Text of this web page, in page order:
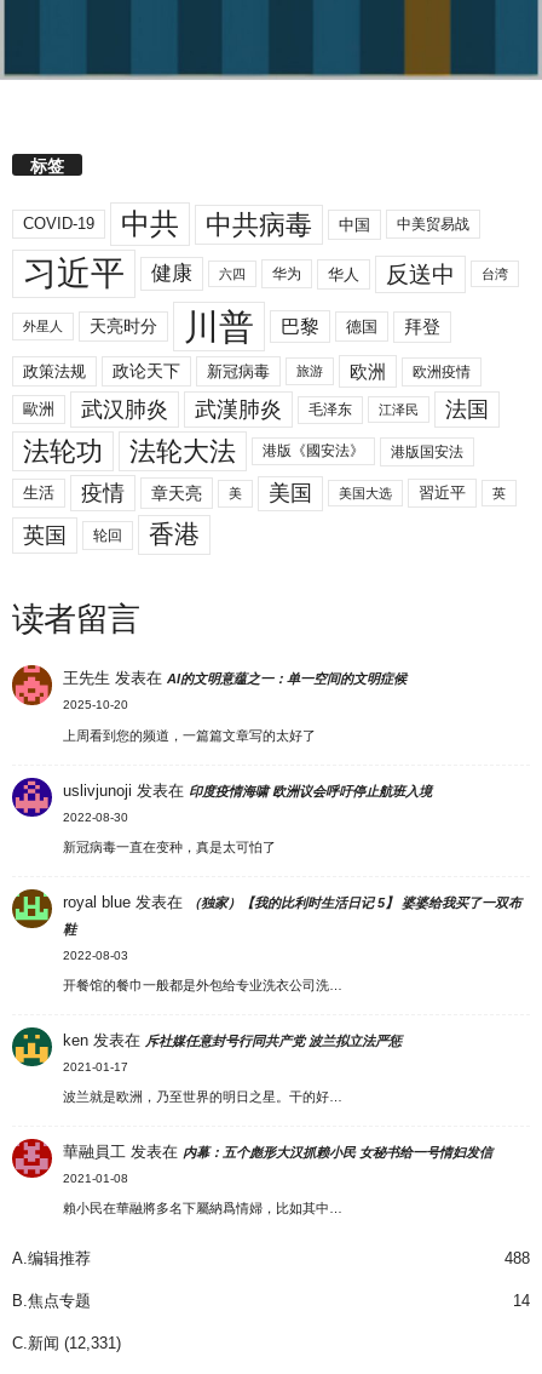
标签
COVID-19 中共 中共病毒 中国 中美贸易战
习近平 健康 六四 华为 华人 反送中 台湾
外星人 天亮时分 川普 巴黎 德国 拜登
政策法规 政论天下 新冠病毒 旅游 欧洲 欧洲疫情
歐洲 武汉肺炎 武漢肺炎 毛泽东 江泽民 法国
法轮功 法轮大法 港版《國安法》 港版国安法
生活 疫情 章天亮 美 美国 美国大选 習近平 英
英国 轮回 香港
读者留言
王先生 发表在AI的文明意蕴之一：单一空间的文明症候
2025-10-20
上周看到您的频道，一篇篇文章写的太好了
uslivjunoji 发表在 印度疫情海啸 欧洲议会呼吁停止航班入境
2022-08-30
新冠病毒一直在变种，真是太可怕了
royal blue 发表在
（独家）【我的比利时生活日记 5】 婆婆给我买了一双布
鞋
2022-08-03
开餐馆的餐巾一般都是外包给专业洗衣公司洗…
ken 发表在 斥社媒任意封号行同共产党 波兰拟立法严惩
2021-01-17
波兰就是欧洲，乃至世界的明日之星。干的好…
華融員工 发表在 内幕：五个彪形大汉抓赖小民 女秘书给一号情妇发信
2021-01-08
賴小民在華融將多名下屬納爲情婦，比如其中…
A.编辑推荐 488
B.焦点专题 14
C.新闻 (12,331)